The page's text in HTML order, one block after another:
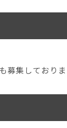
募集しており